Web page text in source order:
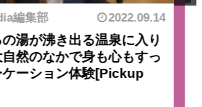
集部 2022.09.14
湯が沸き出る温泉に入り
然のなかで身も心もすっ
ーション体験